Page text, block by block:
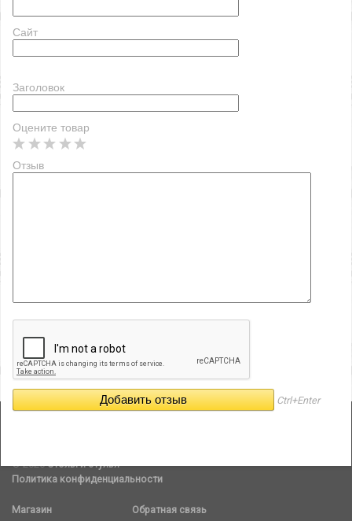
Сайт
Заголовок
Оцените товар
Отзыв
Ctrl+Enter
© 2026Столы и стулья
Политика конфиденциальности
Магазин Обратная связь